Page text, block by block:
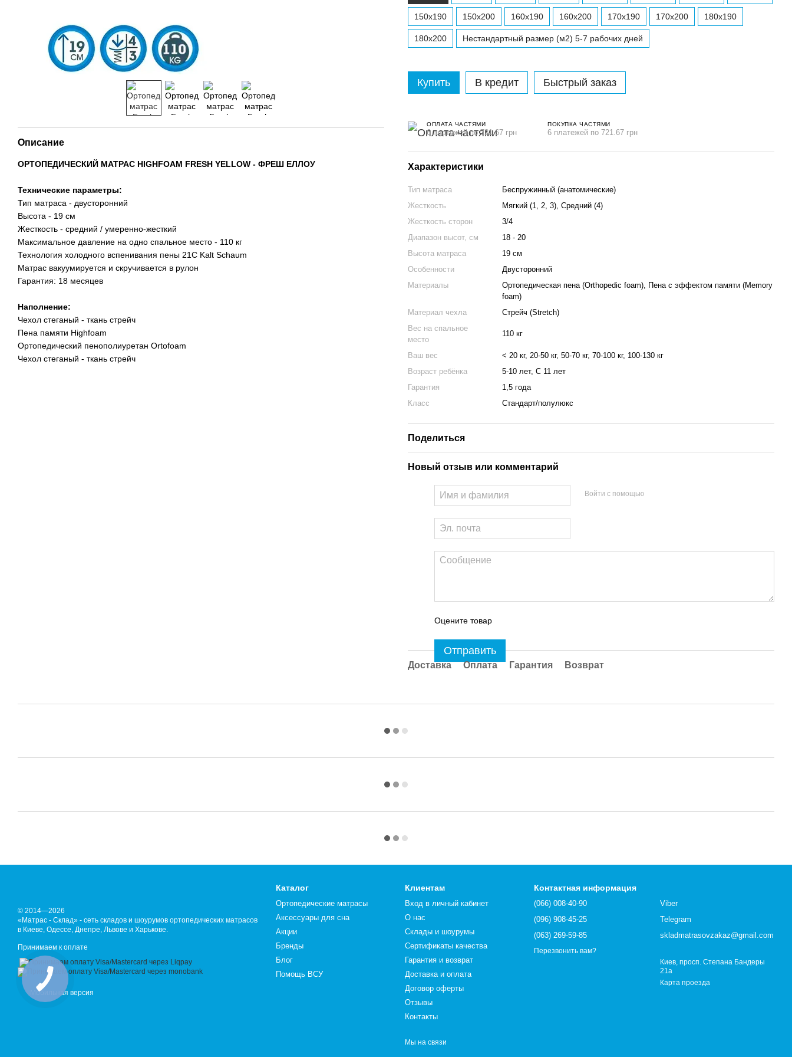
Описание
ОРТОПЕДИЧЕСКИЙ МАТРАС HIGHFOAM FRESH YELLOW - ФРЕШ ЕЛЛОУ
Технические параметры:
Тип матраса - двусторонний
Высота - 19 см
Жесткость - средний / умеренно-жесткий
Максимальное давление на одно спальное место - 110 кг
Технология холодного вспенивания пены 21С Kalt Schaum
Матрас вакуумируется и скручивается в рулон
Гарантия: 18 месяцев
Наполнение:
Чехол стеганый - ткань стрейч
Пена памяти Highfoam
Ортопедический пенополиуретан Ortofoam
Чехол стеганый - ткань стрейч
150x190 150x200 160x190 160x200 170x190 170x200 180x190
180x200 Нестандартный размер (м2) 5-7 рабочих дней
Купить В кредит Быстрый заказ
ОПЛАТА ЧАСТЯМИ
6 платежей по 721.67 грн
ПОКУПКА ЧАСТЯМИ
6 платежей по 721.67 грн
Характеристики
Тип матраса
Беспружинный (анатомические)
Жесткость
Мягкий (1, 2, 3), Средний (4)
Жесткость сторон
3/4
Диапазон высот, см
18 - 20
Высота матраса
19 см
Особенности
Двусторонний
Материалы
Ортопедическая пена (Orthopedic foam), Пена с эффектом памяти (Memory
foam)
Материал чехла
Стрейч (Stretch)
Вес на спальное
место
110 кг
Ваш вес
< 20 кг, 20-50 кг, 50-70 кг, 70-100 кг, 100-130 кг
Возраст ребёнка
5-10 лет, С 11 лет
Гарантия
1,5 года
Класс
Стандарт/полулюкс
Поделиться
Новый отзыв или комментарий
Войти с помощью
Оцените товар
Отправить
Доставка Оплата Гарантия Возврат
© 2014—2026
«Матрас - Склад» - сеть складов и шоурумов ортопедических матрасов
в Киеве, Одессе, Днепре, Львове и Харькове.
Принимаем к оплате
Мобильная версия
Каталог
Ортопедические матрасы
Аксессуары для сна
Акции
Бренды
Блог
Помощь ВСУ
Клиентам
Вход в личный кабинет
О нас
Склады и шоурумы
Сертификаты качества
Гарантия и возврат
Доставка и оплата
Договор оферты
Отзывы
Контакты
Мы на связи
Контактная информация
(066) 008-40-90
(096) 908-45-25
(063) 269-59-85
Перезвонить вам?
Viber
Telegram
skladmatrasovzakaz@gmail.com
Киев, просп. Степана Бандеры
21а
Карта проезда